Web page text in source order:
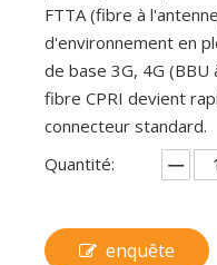
FTTA (fibre à
d'environnement en
de base 3G, 4G (BBU
fibre CPRI devient
connecteur standard.
Quantité:
enquête